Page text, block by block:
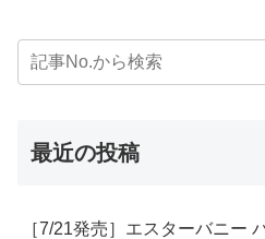
最近の投稿
［7/21発売］エスターバニー